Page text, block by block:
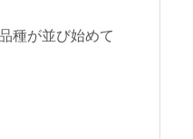
種が並び始めて